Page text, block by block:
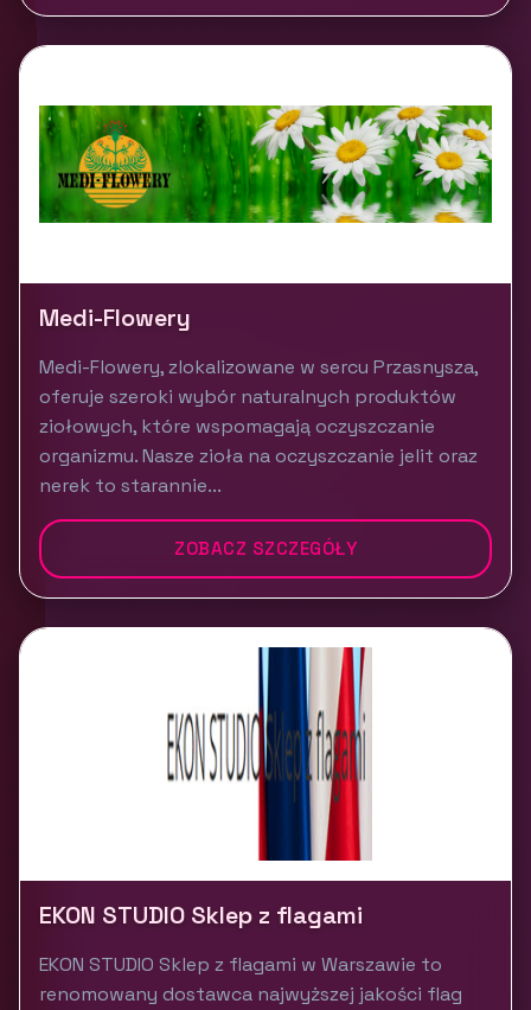
Medi-Flowery
Medi-Flowery, zlokalizowane w sercu Przasnysza,
oferuje szeroki wybór naturalnych produktów
ziołowych, które wspomagają oczyszczanie
organizmu. Nasze zioła na oczyszczanie jelit oraz
nerek to starannie...
ZOBACZ SZCZEGÓŁY
EKON STUDIO Sklep z flagami
EKON STUDIO Sklep z flagami w Warszawie to
renomowany dostawca najwyższej jakości flag